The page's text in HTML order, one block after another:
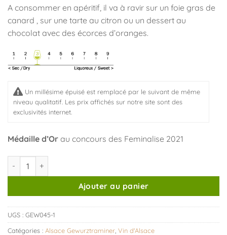
A consommer en apéritif, il va à ravir sur un foie gras de
canard , sur une tarte au citron ou un dessert au
chocolat avec des écorces d’oranges.
Un millésime épuisé est remplacé par le suivant de même
niveau qualitatif. Les prix affichés sur notre site sont des
exclusivités internet.
Médaille d’Or au concours des Feminalise 2021
quantité de Alsace Gewurztraminer Sélection Bio 2024 (750ml)
Ajouter au panier
UGS : GEW045-1
Catégories : Alsace Gewurztraminer Vin d'Alsace